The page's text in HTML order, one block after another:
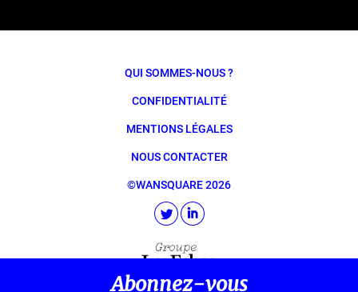
QUI SOMMES-NOUS ?
CONFIDENTIALITÉ
MENTIONS LÉGALES
NOUS CONTACTER
©WANSQUARE 2026
Abonnez-vous